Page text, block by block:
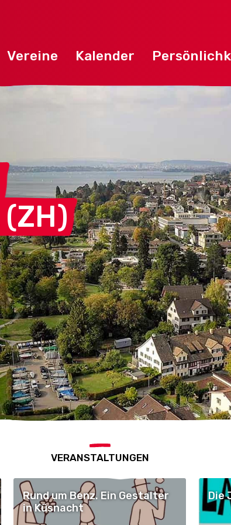
Vereine Kalender
(ZH)
VERANSTALTUNGEN
Rund um Benz. Ein Gestalter
in Küsnacht
Die